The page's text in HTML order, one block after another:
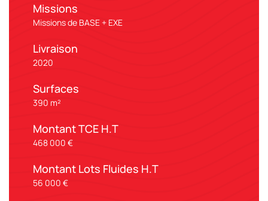
Missions
Missions de BASE + EXE
Livraison
2020
Surfaces
390 m²
Montant TCE H.T
468 000 €
Montant Lots Fluides H.T
56 000 €